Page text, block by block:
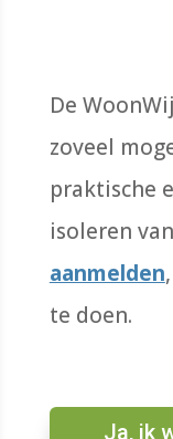
De
zoveel
praktische
isoleren
aanmelden
te doen.
Ja, ik